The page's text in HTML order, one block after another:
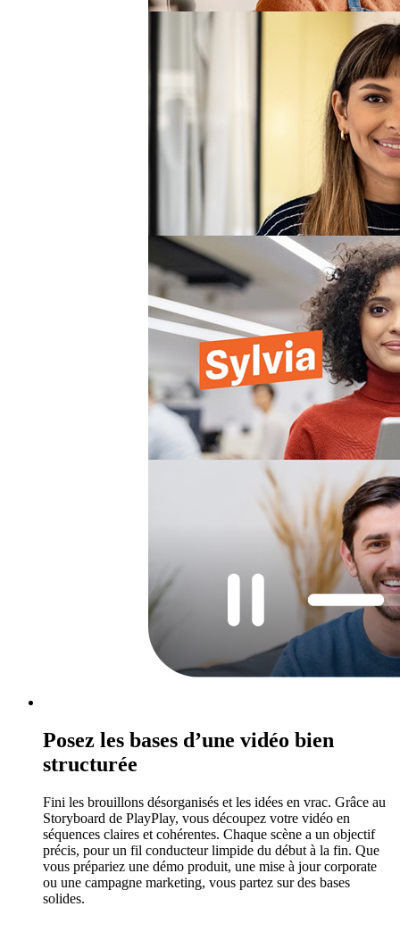
Posez les bases d’une vidéo bien
structurée
Fini les brouillons désorganisés et les idées en vrac. Grâce au
Storyboard de PlayPlay, vous découpez votre vidéo en
séquences claires et cohérentes. Chaque scène a un objectif
précis, pour un fil conducteur limpide du début à la fin. Que
vous prépariez une démo produit, une mise à jour corporate
ou une campagne marketing, vous partez sur des bases
solides.